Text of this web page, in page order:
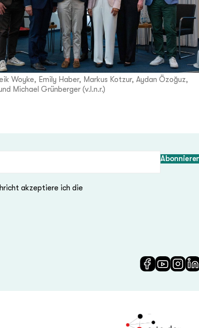
Woyke, Emily Haber, Markus Kotzur, Aydan Özoğuz,
Michael Grünberger (v.l.n.r.)
akzeptiere ich die